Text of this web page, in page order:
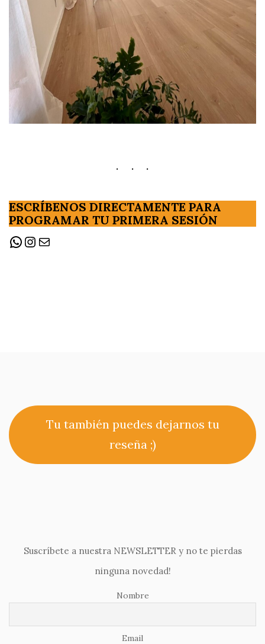
ESCRÍBENOS DIRECTAMENTE PARA
PROGRAMAR TU PRIMERA SESIÓN
Tu también puedes dejarnos tu
reseña ;)
Suscríbete a nuestra NEWSLETTER y no te pierdas
ninguna novedad!
Nombre
Email